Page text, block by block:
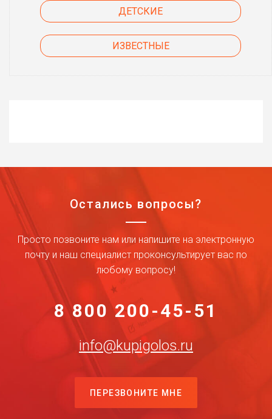
ДЕТСКИЕ
ИЗВЕСТНЫЕ
Остались вопросы?
Просто позвоните нам или напишите на электронную
почту и наш специалист проконсультирует вас по
любому вопросу!
8 800 200-45-51
info@kupigolos.ru
ПЕРЕЗВОНИТЕ МНЕ